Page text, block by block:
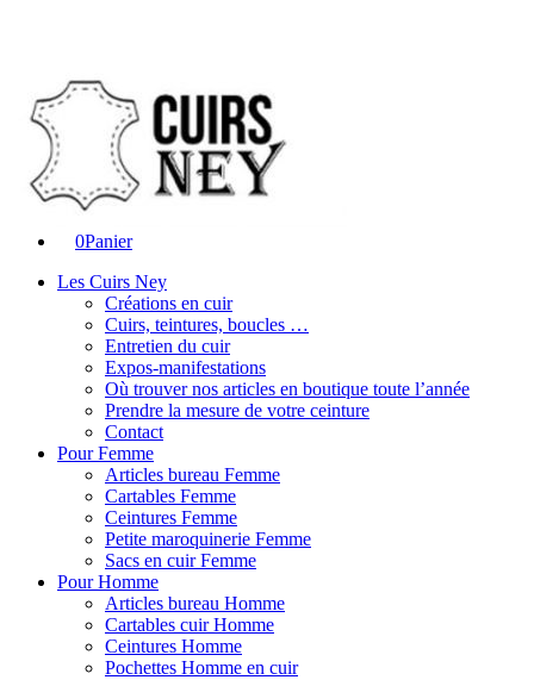
0Panier
Les Cuirs Ney
Créations en cuir
Cuirs, teintures, boucles …
Entretien du cuir
Expos-manifestations
Où trouver nos articles en boutique toute l’année
Prendre la mesure de votre ceinture
Contact
Pour Femme
Articles bureau Femme
Cartables Femme
Ceintures Femme
Petite maroquinerie Femme
Sacs en cuir Femme
Pour Homme
Articles bureau Homme
Cartables cuir Homme
Ceintures Homme
Pochettes Homme en cuir